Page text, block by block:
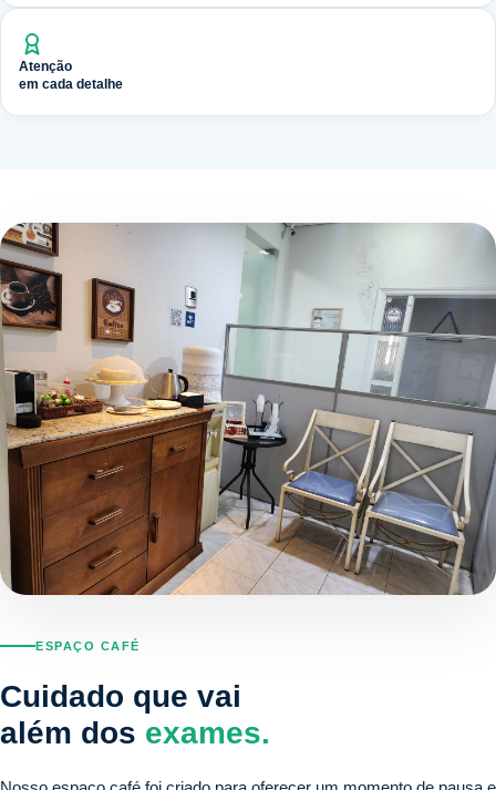
Atenção
em cada detalhe
ESPAÇO CAFÉ
Cuidado que vai
além dos exames.